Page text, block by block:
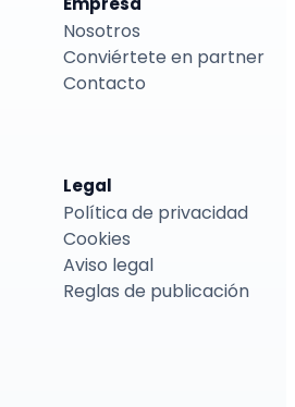
Nosotros
Conviértete en partner
Contacto
Legal
Política de privacidad
Cookies
Aviso legal
Reglas de publicación